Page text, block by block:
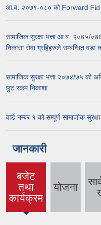
आ.व. २०७९-०८० को Forward Fid
सामाजिक सुरक्षा भत्ता आ.ब. २०७५/
निकासा सेवा ग्रहिहरुले सम्बन्धित वडा
सामाजिक सुरक्षा भत्ता २०७४/७५ को
छुट रकम निकाशा
वार्ड नम्बर १ को सम्पूर्ण सामाजीक
जानकारी
बजेट
तथा
कार्यक्रम
(active
tab)
योजना